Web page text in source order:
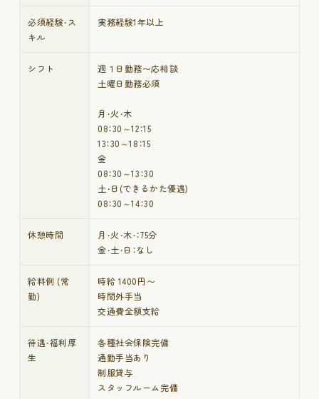
必須経験・ス
キル
実務経験1年以上
シフト
週１日勤務〜応相談
土曜日勤務必須
月・火・木
08：30～12：15
13：30～18：15
金
08：30～13：30
土・日(できるかた優遇)
08：30～14：30
休憩時間
月・火・木・：75分
金・土・日：なし
給料例 (常
勤)
時給 1400円〜
時間外手当
交通費全額支給
待遇・福利厚
生
各種社会保険完備
通勤手当あり
制服貸与
スタッフルーム完備